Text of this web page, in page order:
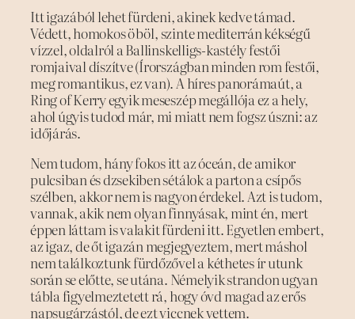
Itt igazából lehet fürdeni, akinek kedve támad.
Védett, homokos öböl, szinte mediterrán kékségű
vízzel, oldalról a Ballinskelligs-kastély festői
romjaival díszítve (Írországban minden rom festői,
meg romantikus, ez van). A híres panorámaút, a
Ring of Kerry egyik meseszép megállója ez a hely,
ahol úgyis tudod már, mi miatt nem fogsz úszni: az
időjárás.
Nem tudom, hány fokos itt az óceán, de amikor
pulcsiban és dzsekiben sétálok a parton a csípős
szélben, akkor nem is nagyon érdekel. Azt is tudom,
vannak, akik nem olyan finnyásak, mint én, mert
éppen láttam is valakit fürdeni itt. Egyetlen embert,
az igaz, de őt igazán megjegyeztem, mert máshol
nem találkoztunk fürdőzővel a kéthetes ír utunk
során se előtte, se utána. Némelyik strandon ugyan
tábla figyelmeztetett rá, hogy óvd magad az erős
napsugárzástól, de ezt viccnek vettem.